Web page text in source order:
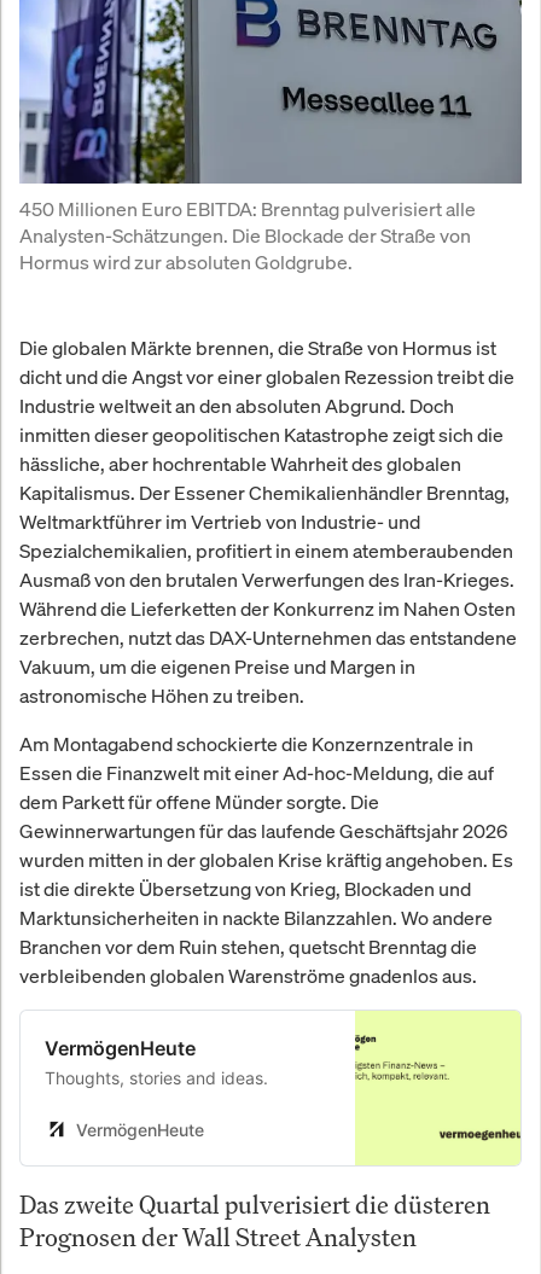
450 Millionen Euro EBITDA: Brenntag pulverisiert alle
Analysten-Schätzungen. Die Blockade der Straße von
Hormus wird zur absoluten Goldgrube.
Die globalen Märkte brennen, die Straße von Hormus ist
dicht und die Angst vor einer globalen Rezession treibt die
Industrie weltweit an den absoluten Abgrund. Doch
inmitten dieser geopolitischen Katastrophe zeigt sich die
hässliche, aber hochrentable Wahrheit des globalen
Kapitalismus. Der Essener Chemikalienhändler Brenntag,
Weltmarktführer im Vertrieb von Industrie- und
Spezialchemikalien, profitiert in einem atemberaubenden
Ausmaß von den brutalen Verwerfungen des Iran-Krieges.
Während die Lieferketten der Konkurrenz im Nahen Osten
zerbrechen, nutzt das DAX-Unternehmen das entstandene
Vakuum, um die eigenen Preise und Margen in
astronomische Höhen zu treiben.
Am Montagabend schockierte die Konzernzentrale in
Essen die Finanzwelt mit einer Ad-hoc-Meldung, die auf
dem Parkett für offene Münder sorgte. Die
Gewinnerwartungen für das laufende Geschäftsjahr 2026
wurden mitten in der globalen Krise kräftig angehoben. Es
ist die direkte Übersetzung von Krieg, Blockaden und
Marktunsicherheiten in nackte Bilanzzahlen. Wo andere
Branchen vor dem Ruin stehen, quetscht Brenntag die
verbleibenden globalen Warenströme gnadenlos aus.
VermögenHeute
Thoughts, stories and ideas.
VermögenHeute
Das zweite Quartal pulverisiert die düsteren
Prognosen der Wall Street Analysten